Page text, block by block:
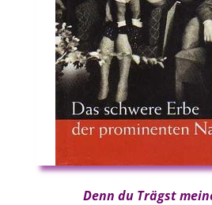
Denn du Trägst